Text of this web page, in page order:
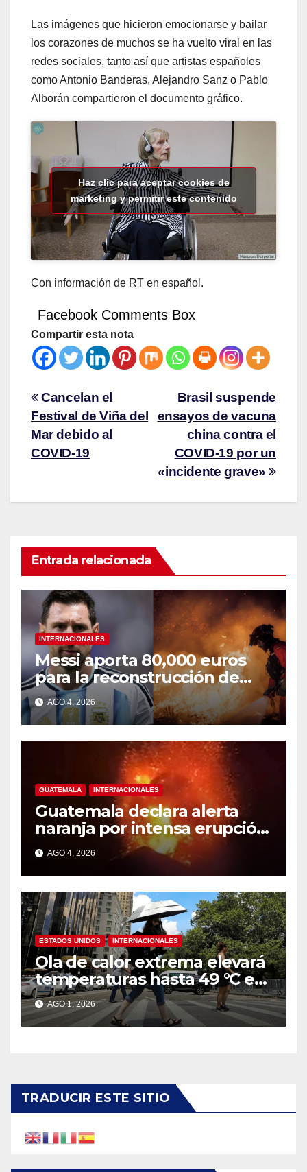
Las imágenes que hicieron emocionarse y bailar
los corazones de muchos se ha vuelto viral en las
redes sociales, tanto así que artistas españoles
como Antonio Banderas, Alejandro Sanz o Pablo
Alborán compartieron el documento gráfico.
Haz clic para aceptar cookies de
marketing y permitir este contenido
Con información de RT en español.
Facebook Comments Box
Compartir esta nota
Brasil suspende
ensayos de vacuna
china contra el
COVID-19 por un
«incidente grave»
Cancelan el
Festival de Viña del
Mar debido al
COVID-19
Entrada relacionada
INTERNACIONALES
Messi aporta 80,000 euros
para la reconstrucción de
zonas afectadas por incendio
en Madrid
AGO 4, 2026
GUATEMALA INTERNACIONALES
Guatemala declara alerta
naranja por intensa erupción
del volcán de Fuego
AGO 4, 2026
ESTADOS UNIDOS INTERNACIONALES
Ola de calor extrema elevará
temperaturas hasta 49 °C en
amplias zonas de Estados
Unidos
AGO 1, 2026
TRADUCIR ESTE SITIO